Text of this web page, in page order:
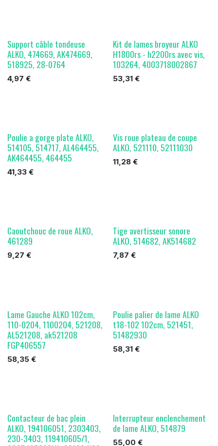
Support câble tondeuse
ALKO, 474669, AK474669,
518925, 28-0764
4,97 €
Kit de lames broyeur ALKO
H1800rs - h2200rs avec vis,
103264, 4003718002867
53,31€
Poulie a gorge plate ALKO,
514105, 514717, AL464455,
AK464455, 464455
41,33 €
Vis roue plateau de coupe
ALKO, 521110, 52111030
11,28€
Caoutchouc de roue ALKO,
461289
9,27 €
Tige avertisseur sonore
ALKO, 514682, AK514682
7,87 €
Lame Gauche ALKO 102cm,
110-0204, 1100204, 521208,
AL521208, ak521208
FGP406557
58,35 €
Poulie palier de lame ALKO
t18-102 102cm, 521451,
51482930
58,31€
Contacteur de bac plein
ALKO, 194106051, 2303403,
230-3403, 119410605/1,
Interrupteur enclenchement
de lame ALKO, 514879
55,00 €